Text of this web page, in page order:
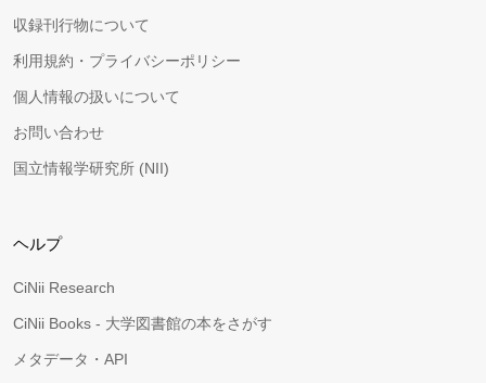
収録刊行物について
利用規約・プライバシーポリシー
個人情報の扱いについて
お問い合わせ
国立情報学研究所 (NII)
ヘルプ
CiNii Research
CiNii Books - 大学図書館の本をさがす
メタデータ・API